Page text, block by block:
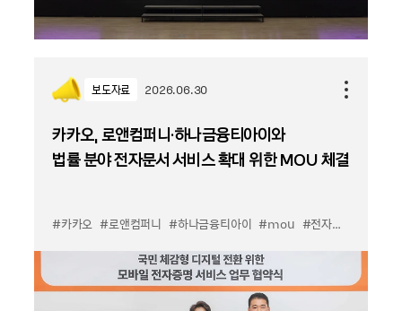
보도자료 2026.06.30
카카오, 로앤컴퍼니·하나금융티아이와
법률 분야 전자문서 서비스 확대 위한 MOU 체결
#카카오 #로앤컴퍼니 #하나금융티아이 #mou #전자문서